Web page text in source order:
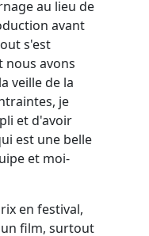
au lieu de
avant
s'est
nous avons
veille de la
je
et d'avoir
est une belle
et moi-
en festival,
film, surtout